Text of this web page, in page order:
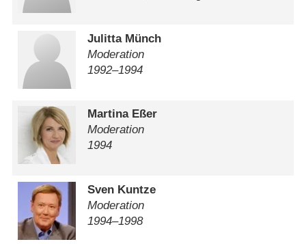
Julitta Münch
Moderation
1992⁠–⁠1994
Martina Eßer
Moderation
1994
Sven Kuntze
Moderation
1994⁠–⁠1998